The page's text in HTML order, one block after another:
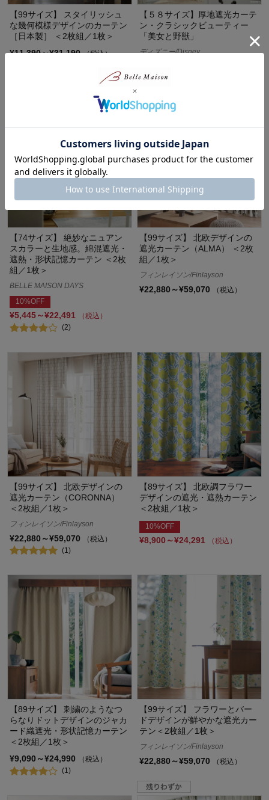
【99サイズ】 スタイリッシュ
な幾何模様デザインのカーテン
［日本製］ ＜2枚組／1枚＞
¥11,390～¥31,190（税込）
【５８サイズ】厚地遮光カーテ
ン・クラシックビューティー
「美女と野獣」
ディズニー/Disney
【74サイズ】 絶妙なニュアン
スカラーと生地感。綿混遮光・
遮熱・形状記憶カーテン ＜2枚
組／1枚＞
BELLE MAISON DAYS
10%OFF
¥5,445～¥22,491
（税込）
(2)
【99サイズ】 北欧デザインの
遮光カーテン（ALMA） ＜2枚
組／1枚＞
フィンレイソン/Finlayson
¥22,880～¥59,070 （税込）
【99サイズ】 北欧デザインの
遮光カーテン（CORONNA）
＜2枚組／1枚＞
フィンレイソン/Finlayson
¥22,880～¥59,070
（税込）
(1)
【89サイズ】 北欧調フラワー
デザインの遮光・遮熱カーテン
＜2枚組／1枚＞
10%OFF
¥8,900～¥24,291 （税込）
【89サイズ】 刺繍のようなつ
らなりドットデザインのジャカ
ード織遮光・形状記憶カーテン
＜2枚組／1枚＞
¥9,090～¥24,990
（税込）
(1)
【99サイズ】 フラワーとバー
ドデザインが鮮やかな遮光カー
テン＜2枚組／1枚＞
フィンレイソン/Finlayson
¥22,880～¥59,070 （税込）